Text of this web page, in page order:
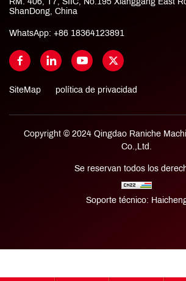
ShanDong, China
WhatsApp: +86 18364123891
SiteMap política de privacidad
Copyright © 2024 Qingdao Raniche
Co.,Ltd.
Se reservan todos los
Soporte técnico: